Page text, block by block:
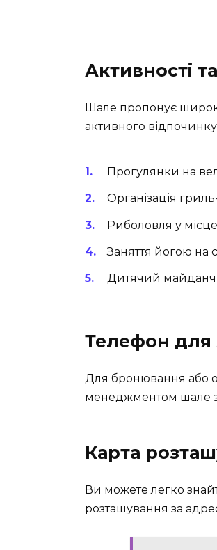
Активності
Шале пропонує
активного
Прогулянки на
Організація
Риболовля у
Заняття йогою на
Дитячий
Телефон для
Для бронювання або
менеджментом шале
Карта
Ви можете легко
розташування за